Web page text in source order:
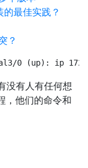
最佳实践？
？
Serial3/0 (up):
没有人有任何想
，他们的命令和